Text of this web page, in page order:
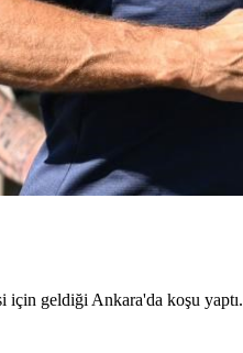
için geldiği Ankara'da koşu yaptı.